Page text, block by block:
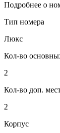
Подробнее о
Тип номера
Люкс
Кол-во
2
Кол-во доп.
2
Корпус